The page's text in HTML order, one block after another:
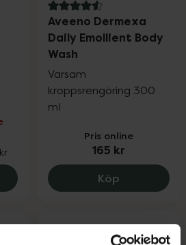
Cosmetics Snail Bee High
4.6 av 5 i omdöme
Aveeno Dermexa
Daily Emollient Body
Wash
Varsam
kroppsrengöring 300
ml
Pris online
165 kr
Köp Aveeno